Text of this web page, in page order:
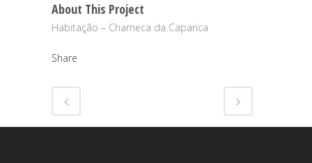
About This Project
Habitação – Charneca da Caparica
Share